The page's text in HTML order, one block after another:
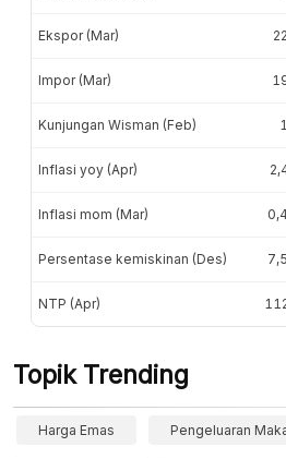
Ekspor (Mar)
Impor (Mar)
Kunjungan Wisman (Feb)
Inflasi yoy (Apr)
Inflasi mom (Mar)
Persentase kemiskinan (Des)
NTP (Apr)
Topik Trending
Harga Emas Pengeluaran